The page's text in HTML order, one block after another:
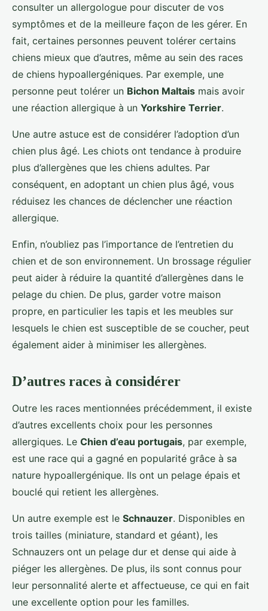
consulter un allergologue pour discuter de vos
symptômes et de la meilleure façon de les gérer. En
fait, certaines personnes peuvent tolérer certains
chiens mieux que d’autres, même au sein des races
de chiens hypoallergéniques. Par exemple, une
personne peut tolérer un Bichon Maltais mais avoir
une réaction allergique à un Yorkshire Terrier.
Une autre astuce est de considérer l’adoption d’un
chien plus âgé. Les chiots ont tendance à produire
plus d’allergènes que les chiens adultes. Par
conséquent, en adoptant un chien plus âgé, vous
réduisez les chances de déclencher une réaction
allergique.
Enfin, n’oubliez pas l’importance de l’entretien du
chien et de son environnement. Un brossage régulier
peut aider à réduire la quantité d’allergènes dans le
pelage du chien. De plus, garder votre maison
propre, en particulier les tapis et les meubles sur
lesquels le chien est susceptible de se coucher, peut
également aider à minimiser les allergènes.
D’autres races à considérer
Outre les races mentionnées précédemment, il existe
d’autres excellents choix pour les personnes
allergiques. Le Chien d’eau portugais, par exemple,
est une race qui a gagné en popularité grâce à sa
nature hypoallergénique. Ils ont un pelage épais et
bouclé qui retient les allergènes.
Un autre exemple est le Schnauzer. Disponibles en
trois tailles (miniature, standard et géant), les
Schnauzers ont un pelage dur et dense qui aide à
piéger les allergènes. De plus, ils sont connus pour
leur personnalité alerte et affectueuse, ce qui en fait
une excellente option pour les familles.